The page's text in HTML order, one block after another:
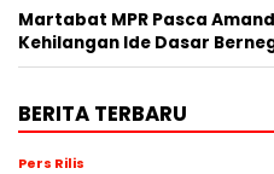
Martabat MPR Pasca
Kehilangan Ide Dasar
BERITA TERBARU
Pers Rilis